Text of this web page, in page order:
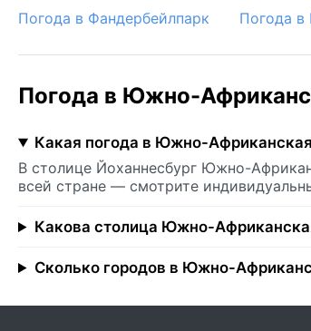
Погода в Фандербейлпарк
Погода в
Погода в Южно-
Какая погода в Южно-
В столице Йоханнесбург Южно-
всей стране — смотрите
Какова столица Южно-
Сколько городов в Южно-